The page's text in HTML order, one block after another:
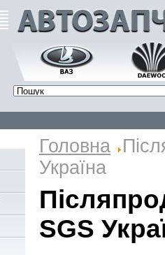
Головна
Україна
SGS